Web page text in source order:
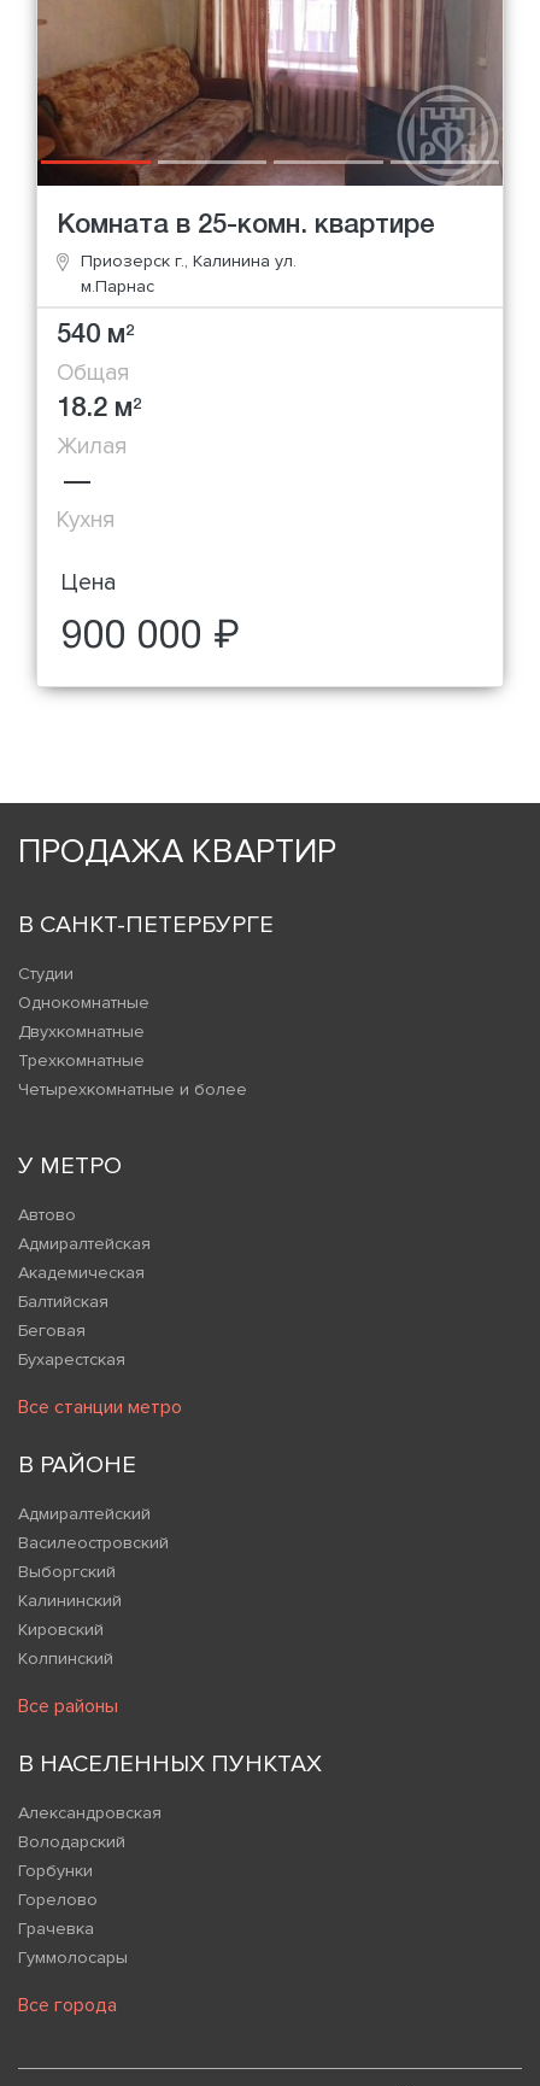
Комната в 25-комн. квартире
Приозерск г., Калинина ул.
м.Парнас
540 м2
Общая
18.2 м2
Жилая
—
Кухня
Цена
900 000 ₽
ПРОДАЖА КВАРТИР
В САНКТ-ПЕТЕРБУРГЕ
Студии
Однокомнатные
Двухкомнатные
Трехкомнатные
Четырехкомнатные и более
У МЕТРО
Автово
Адмиралтейская
Академическая
Балтийская
Беговая
Бухарестская
Все станции метро
В РАЙОНЕ
Адмиралтейский
Василеостровский
Выборгский
Калининский
Кировский
Колпинский
Все районы
В НАСЕЛЕННЫХ ПУНКТАХ
Александровская
Володарский
Горбунки
Горелово
Грачевка
Гуммолосары
Все города